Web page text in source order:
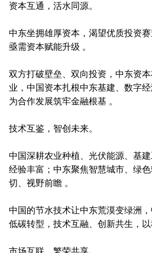
资本互通，活水同源。
中东坐拥雄厚资本，渴望优质投资
亟需资本赋能升级 。
双方打破壁垒、双向投资，中东资
业，中国资本扎根中东基建、数字
为合作发展筑牢金融根基 。
技术互鉴，智创未来。
中国深耕农业种植、光伏能源、基建
经验丰富；中东聚焦智慧城市、绿
切、视野前瞻 。
中国的节水技术让中东荒漠变绿洲
低碳转型，技术互融、创新共生，以